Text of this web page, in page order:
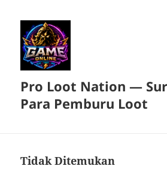
Pro Loot Nation —
Para Pemburu Loot
Tidak Ditemukan